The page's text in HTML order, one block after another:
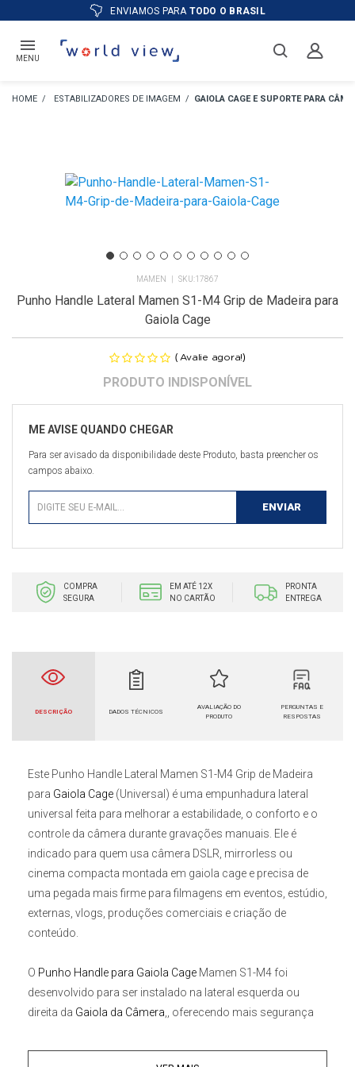
ATÉ12XE PREÇO ESPECIAL
MENU
ESTABILIZADORES DE IMAGEM GAIOLA CAGE E SUPORTE PARA
MAMEN 17867
Punho Handle Lateral Mamen S1-M4 Grip de Madeira para
Gaiola Cage
(Avalie agora!)
Para ser avisado da disponibilidade deste Produto, basta preencher os
campos abaixo.
COMPRA
SEGURA
EM ATÉ 12X
NO CARTÃO
PRONTA
ENTREGA
DESCRIÇÃO DADOS TÉCNICOS
AVALIAÇÃO DO
PRODUTO
PERGUNTAS E
RESPOSTAS
Este Punho Handle Lateral Mamen S1-M4 Grip de Madeira
para Gaiola Cage (Universal) é uma empunhadura lateral
universal feita para melhorar a estabilidade, o conforto e o
controle da câmera durante gravações manuais. Ele é
indicado para quem usa câmera DSLR, mirrorless ou
cinema compacta montada em gaiola cage e precisa de
uma pegada mais firme para filmagens em eventos, estúdio,
externas, vlogs, produções comerciais e criação de
conteúdo.
O Punho Handle para Gaiola Cage Mamen S1-M4 foi
desenvolvido para ser instalado na lateral esquerda ou
direita da Gaiola da Câmera,, oferecendo mais segurança
mais longas. A empunhadura em madeira natural